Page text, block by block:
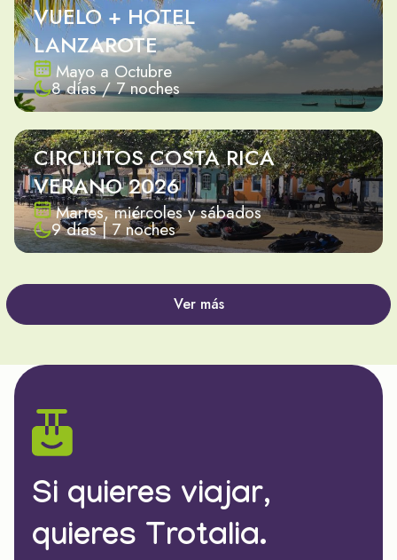
VUELO + HOTEL
LANZAROTE
Mayo a Octubre
8 días / 7 noches
CIRCUITOS COSTA RICA
VERANO 2026
Martes, miércoles y sábados
9 días | 7 noches
Ver más
Si quieres viajar,
quieres Trotalia.